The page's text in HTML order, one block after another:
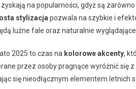
na popularności, gdyż są
stylizacja pozwala na szybkie i
luźne fale oraz naturalnie
2025 to czas na kolorowe akcenty,
przez osoby pragnące wyróżnić się
się nieodłącznym elementem letnich